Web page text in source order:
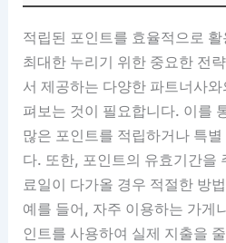
적립된 포인트를 효율적으로
최대한 누리기 위한 중요한 전
서 제공하는 다양한 파트너사
펴보는 것이 필요합니다. 이를
많은 포인트를 적립하거나 특
다. 또한, 포인트의 유효기간을
료일이 다가올 경우 적절한 방
예를 들어, 자주 이용하는 가게
인트를 사용하여 실제 지출을